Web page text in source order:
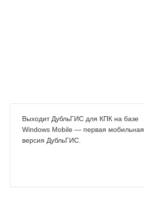
Выходит ДубльГИС для КПК на базе
Windows Mobile — первая мобильная
версия ДубльГИС.